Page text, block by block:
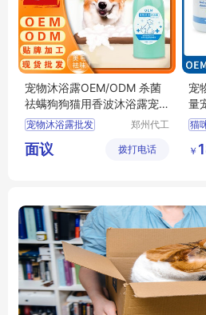
宠物沐浴露OEM/ODM 杀菌
祛螨狗狗猫用香波沐浴露宠
物去污除臭蓬松柔软
宠物沐浴露批发
宠物沐浴露代工
宠物沐浴露定制
郑州代工
技有限公
面议 拨打电话
宠
量
猫
狗
￥